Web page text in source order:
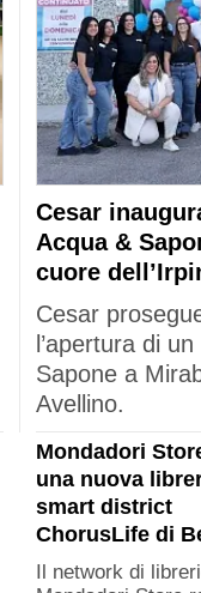
Cesar
Acqua &
cuore
Cesar
l’apertura di
Sapone a
Avellino.
Mondadori
una nuova
smart district
ChorusLife di
Il network di